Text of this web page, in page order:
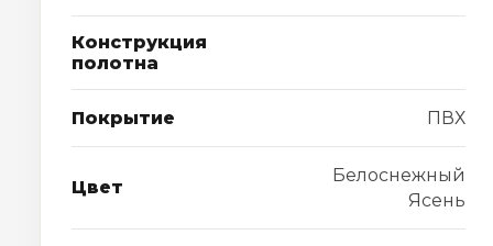
Конструкция
полотна
Покрытие ПВХ
Цвет
Белоснежный
Ясень